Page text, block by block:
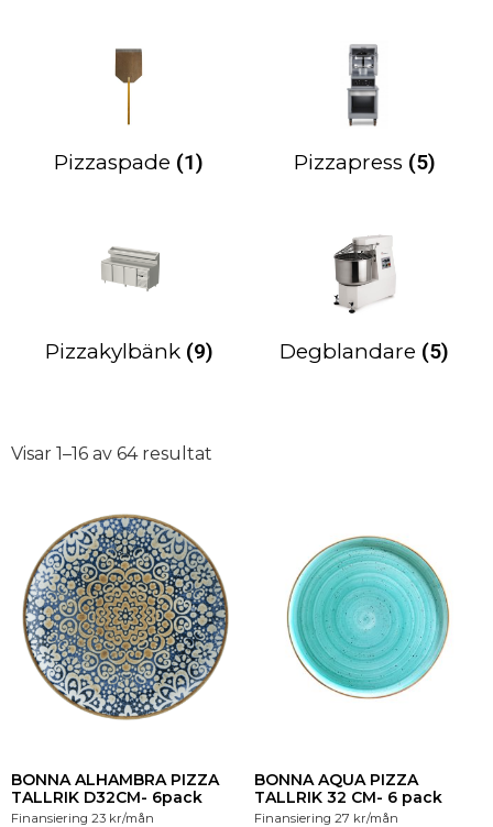
Pizzaspade (1) Pizzapress (5)
Pizzakylbänk (9) Degblandare (5)
Visar 1–16 av 64 resultat
BONNA ALHAMBRA PIZZA
TALLRIK D32CM- 6pack
Finansiering 23 kr/mån
BONNA AQUA PIZZA
TALLRIK 32 CM- 6 pack
Finansiering 27 kr/mån